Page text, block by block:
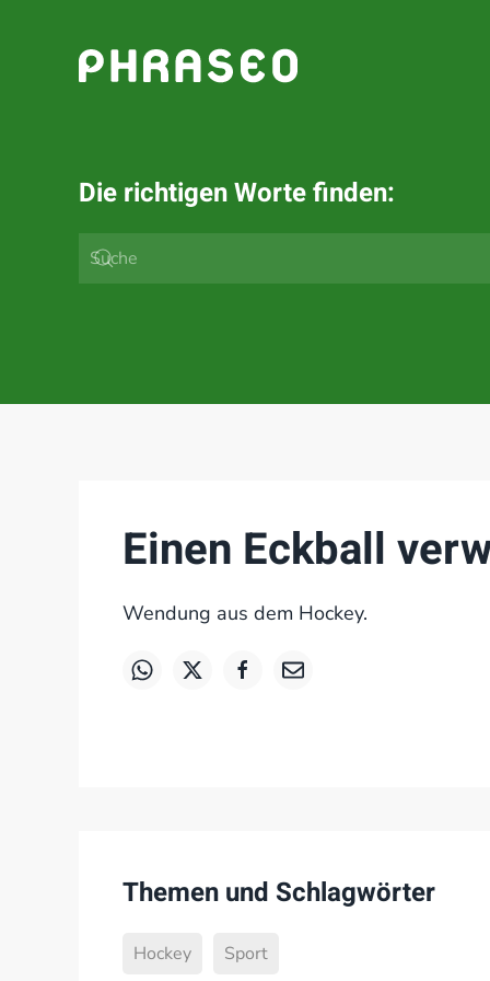
Zum Hauptinhalt springen
Die richtigen Worte finden:
Einen Eckball
Wendung aus dem Hockey.
Themen und Schlagwörter
Hockey Sport